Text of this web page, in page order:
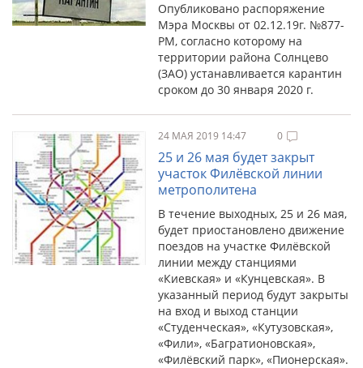
Опубликовано распоряжение
Мэра Москвы от 02.12.19г. №877-
РМ, согласно которому на
территории района Солнцево
(ЗАО) устанавливается карантин
сроком до 30 января 2020 г.
24 МАЯ 2019 14:47 0
25 и 26 мая будет закрыт
участок Филёвской линии
метрополитена
В течение выходных, 25 и 26 мая,
будет приостановлено движение
поездов на участке Филёвской
линии между станциями
«Киевская» и «Кунцевская». В
указанный период будут закрыты
на вход и выход станции
«Студенческая», «Кутузовская»,
«Фили», «Багратионовская»,
«Филёвский парк», «Пионерская».